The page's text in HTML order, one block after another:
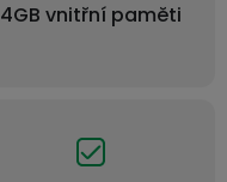
4GB vnitřní paměti